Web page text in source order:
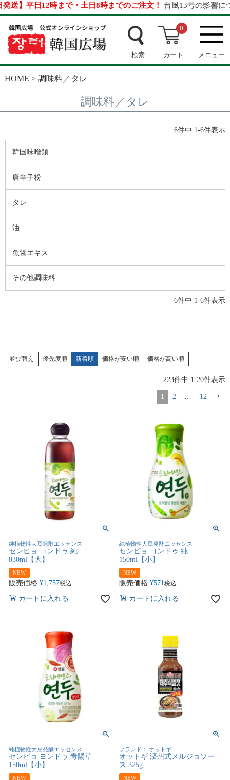
平日12時まで・土日8時までのご注文！台風13号の影響について
検索
0
カート メニュー
HOME 調味料／タレ
調味料／タレ
6件中 1-6件表示
韓国味噌類
唐辛子粉
タレ
油
魚醤エキス
その他調味料
6件中 1-6件表示
並び替え 優先度順 新着順 価格が安い順 価格が高い順
223件中 1-20件表示
1 2 12
純植物性大豆発酵エッセンス
センピョ ヨンドゥ 純
830ml【大】
NEW
販売価格 ¥1,757税込
カートに入れる
純植物性大豆発酵エッセンス
センピョ ヨンドゥ 純
150ml【小】
NEW
販売価格 ¥571税込
カートに入れる
純植物性大豆発酵エッセンス
センピョ ヨンドゥ 青陽草
150ml【小】
NEW
ブランド： オットギ
オットギ 済州式メルジョソー
ス 325g
NEW